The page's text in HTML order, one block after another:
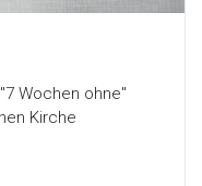
Wochen ohne"
Kirche